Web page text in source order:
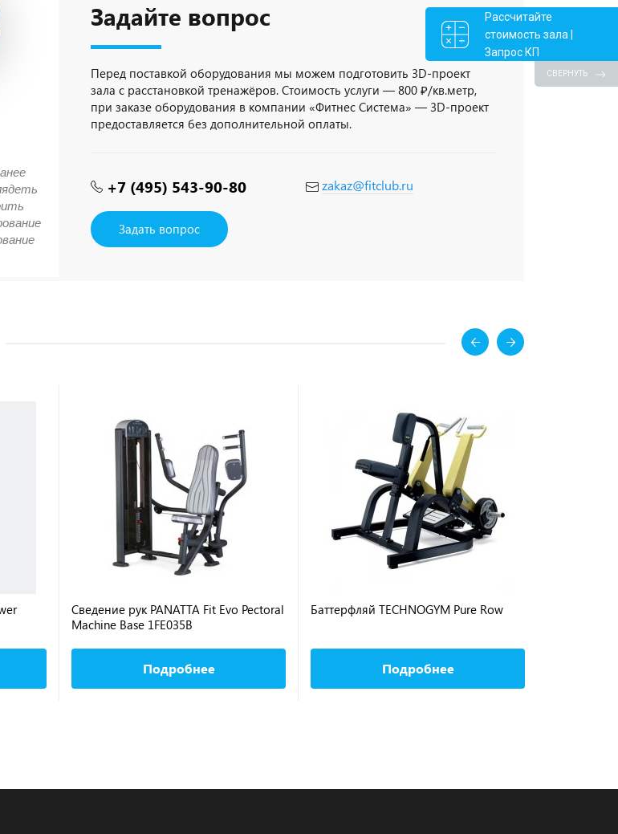
Задайте вопрос
Перед поставкой оборудования мы можем подготовить 3D-проект
зала с расстановкой тренажёров. Стоимость услуги — 800 ₽/кв.метр,
при заказе оборудования в компании «Фитнес Система» — 3D-проект
предоставляется без дополнительной оплаты.
+7 (495) 543-90-80 zakaz@fitclub.ru
Задать вопрос
Сведение рук PANATTA Fit Evo Pectoral
Machine Base 1FE035B
Подробнее
Баттерфляй TECHNOGYM Pure Row
Подробнее
Рассчитайте
стоимость зала |
Запрос КП
СВЕРНУТЬ